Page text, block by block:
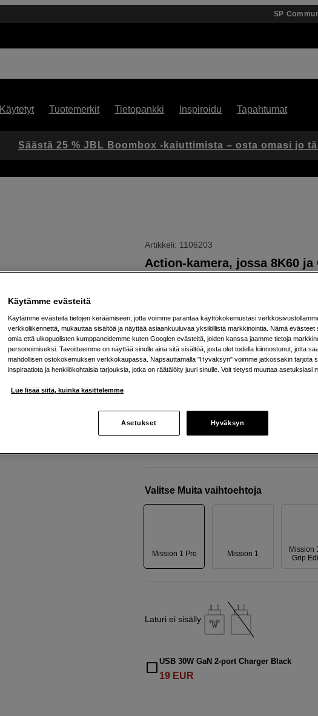
SP
Käytetyt Tuotemerkit Tietopankki Inspiroidu Tapahtumat
Artikkeli: 1106203
Action-kamera, jossa 8K60 ja
Verkkokauppa : Varastossa
Helsingin myymälä: Varastotilanne
Vedenkestävä 20 metriin saakka
Valitse Muita vaihtoehtoja
Mission 1 Pro Mission 1
Mission
Grip
Laturi ei sisälly 10-30
W
USB 30W GaN 2-port Charger Black
19 EUR
Säästä 25 % JBL Boombox -kaiuttimista – osta omasi jo
Käytämme evästeitä
Käytämme evästeitä tietojen keräämiseen, jotta voimme parantaa käyttökokemustasi
verkkoliikennettä, mukauttaa sisältöä ja näyttää asiaankuuluvaa yksilöllistä markkinointia. Nämä evästeet
omia että ulkopuolisten kumppaneidemme kuten Googlen evästeitä, joiden kanssa jaamme tietoja
personoimiseksi. Tavoitteemme on näyttää sinulle aina sitä sisältöä, josta olet todella kiinnostunut, jotta
mahdollisen ostokokemuksen verkkokaupassa. Napsauttamalla "Hyväksyn" voimme jatkossakin tarjota
inspiraatiota ja henkilökohtaisia tarjouksia, jotka on räätälöity juuri sinulle. Voit tietysti muuttaa asetuksiasi
Lue lisää siitä, kuinka käsittelemme
Asetukset Hyväksyn